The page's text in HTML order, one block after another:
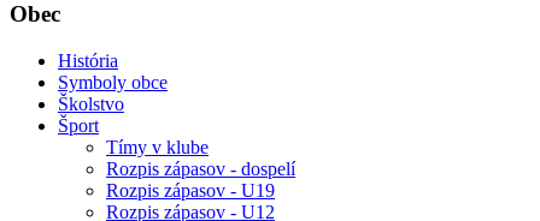
Obec
História
Symboly obce
Školstvo
Šport
Tímy v klube
Rozpis zápasov - dospelí
Rozpis zápasov - U19
Rozpis zápasov - U12